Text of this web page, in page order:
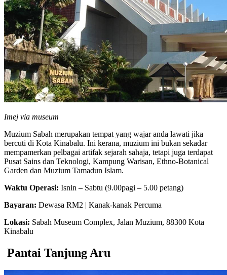
Imej via museum
Muzium Sabah merupakan tempat yang wajar anda lawati jika
bercuti di Kota Kinabalu. Ini kerana, muzium ini bukan sekadar
mempamerkan pelbagai artifak sejarah sahaja, tetapi juga terdapat
Pusat Sains dan Teknologi, Kampung Warisan, Ethno-Botanical
Garden dan Muzium Tamadun Islam.
Waktu Operasi: Isnin – Sabtu (9.00pagi – 5.00 petang)
Bayaran: Dewasa RM2 | Kanak-kanak Percuma
Lokasi: Sabah Museum Complex, Jalan Muzium, 88300 Kota
Kinabalu
Pantai Tanjung Aru